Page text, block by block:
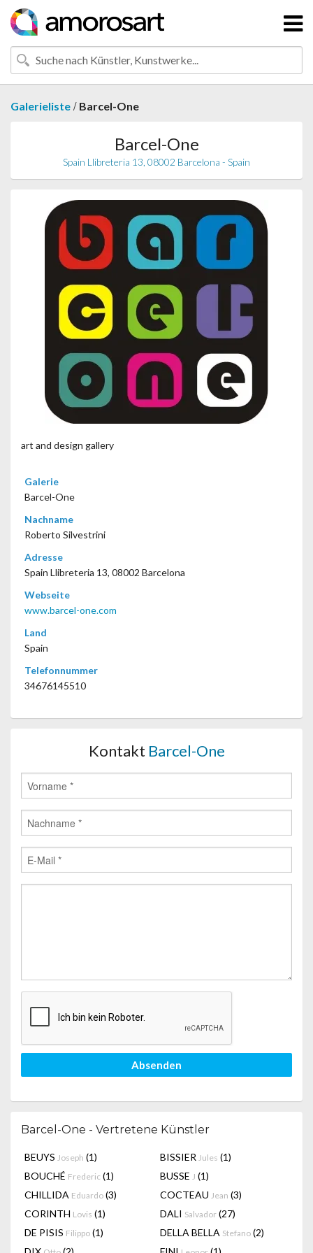
Galerieliste / Barcel-One
Barcel-One
Spain Llibreteria 13, 08002 Barcelona - Spain
art and design gallery
Galerie
Barcel-One
Nachname
Roberto Silvestrini
Adresse
Spain Llibreteria 13, 08002 Barcelona
Webseite
www.barcel-one.com
Land
Spain
Telefonnummer
34676145510
Kontakt Barcel-One
Absenden
Barcel-One - Vertretene Künstler
BEUYS Joseph (1) BISSIER Jules (1)
BOUCHÉ Frederic (1) BUSSE J (1)
CHILLIDA Eduardo (3) COCTEAU Jean (3)
CORINTH Lovis (1) DALI Salvador (27)
DE PISIS Filippo (1) DELLA BELLA Stefano (2)